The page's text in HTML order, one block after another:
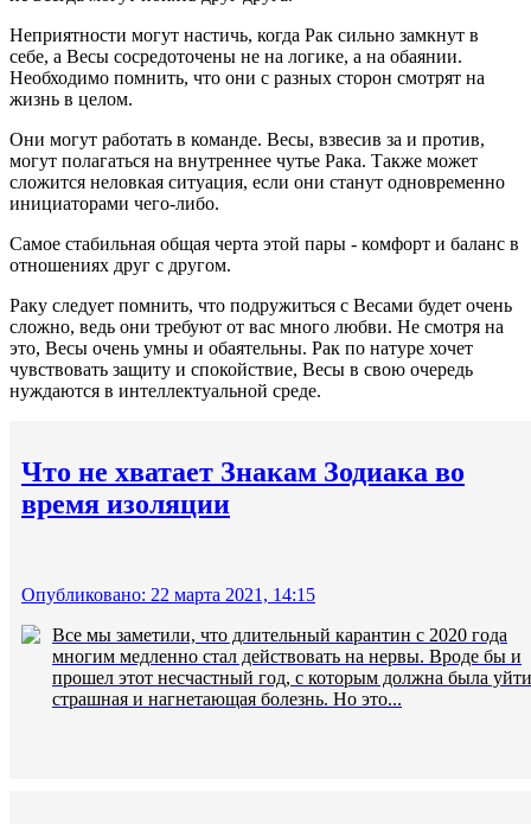
Неприятности могут настичь, когда Рак сильно замкнут в
себе, а Весы сосредоточены не на логике, а на обаянии.
Необходимо помнить, что они с разных сторон смотрят на
жизнь в целом.
Они могут работать в команде. Весы, взвесив за и против,
могут полагаться на внутреннее чутье Рака. Также может
сложится неловкая ситуация, если они станут одновременно
инициаторами чего-либо.
Самое стабильная общая черта этой пары - комфорт и баланс в
отношениях друг с другом.
Раку следует помнить, что подружиться с Весами будет очень
сложно, ведь они требуют от вас много любви. Не смотря на
это, Весы очень умны и обаятельны. Рак по натуре хочет
чувствовать защиту и спокойствие, Весы в свою очередь
нуждаются в интеллектуальной среде.
Что не хватает Знакам Зодиака во
время изоляции
Опубликовано: 22 марта 2021, 14:15
Все мы заметили, что длительный карантин с 2020 года
многим медленно стал действовать на нервы. Вроде бы и
прошел этот несчастный год, с которым должна была уйти
страшная и нагнетающая болезнь. Но это...